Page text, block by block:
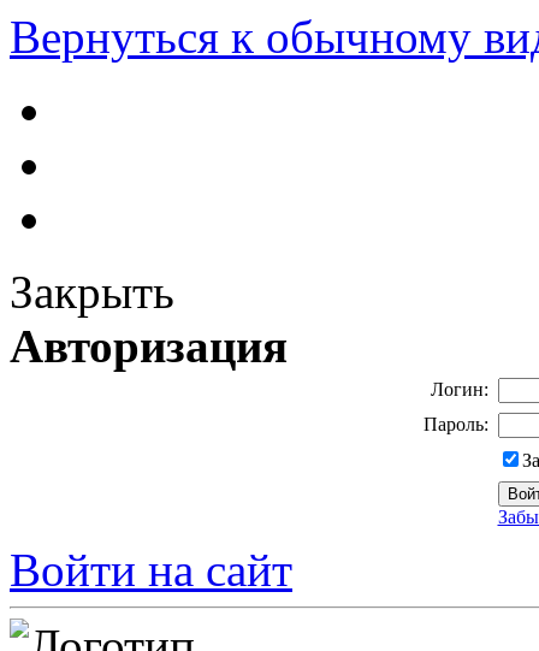
Вернуться к обычному
Закрыть
Авторизация
Логин:
Пароль:
Войти на сайт